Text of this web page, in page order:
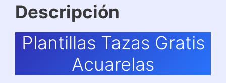
Descripción
Plantillas Tazas Gratis
Acuarelas